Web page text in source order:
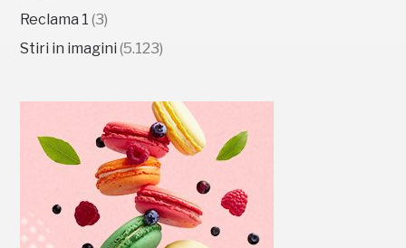
Reclama 1 (3)
Stiri in imagini (5.123)